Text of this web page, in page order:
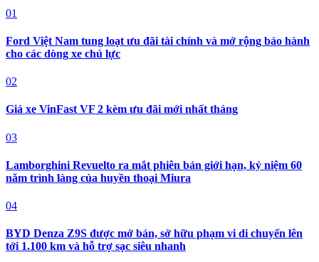
01
Ford Việt Nam tung loạt ưu đãi tài chính và mở rộng bảo hành
cho các dòng xe chủ lực
02
Giá xe VinFast VF 2 kèm ưu đãi mới nhất tháng
03
Lamborghini Revuelto ra mắt phiên bản giới hạn, kỷ niệm 60
năm trình làng của huyền thoại Miura
04
BYD Denza Z9S được mở bán, sở hữu phạm vi di chuyển lên
tới 1.100 km và hỗ trợ sạc siêu nhanh